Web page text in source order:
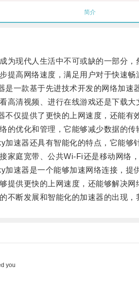
简介
现代人生活中不可或缺的一部分，
高网络速度，满足用户对于快速畅
一款基于先进技术开发的网络加速器
清视频、进行在线游戏还是下载大
仅提供了更快的上网速度，还能有效
优化和管理，它能够减少数据的传
速器还具有智能化的特点，它能够针
庭宽带、公共Wi-Fi还是移动网络，
速器是一个能够加速网络连接，提供
供更快的上网速度，还能够解决网
断发展和智能化的加速器的出现，
you